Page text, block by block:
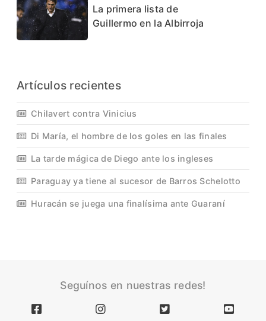
La primera lista de
Guillermo en la Albirroja
Artículos recientes
Chilavert contra Vinicius
Di María, el hombre de los goles en las finales
La tarde mágica de Diego ante los ingleses
Paraguay ya tiene al sucesor de Barros Schelotto
Huracán se juega una finalísima ante Guaraní
Seguínos en nuestras redes!